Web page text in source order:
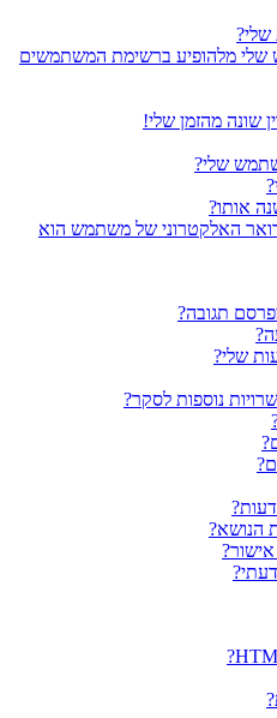
שלי?
מלהופיע ברשימת המשתמשים
שונה מהזמן שלי!
שלי?
אותו?
האלקטרוני של משתמש הוא
תגובה?
שלי?
נוספות לסקר?
הנושא?